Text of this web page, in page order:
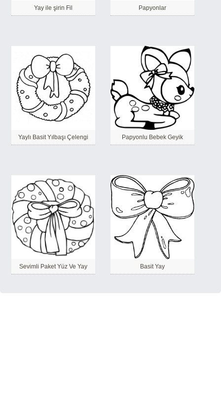
Yay ile şirin Fil Papyonlar
Yaylı Basit Yılbaşı Çelengi Papyonlu Bebek Geyik
Sevimli Paket Yüz Ve Yay Basit Yay